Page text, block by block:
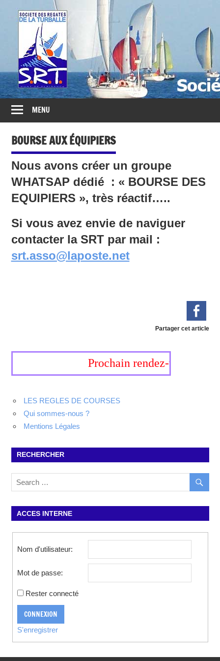
Société
des
Régates
Turballaises
MENU
BOURSE AUX ÉQUIPIERS
Nous avons créer un groupe
WHATSAP dédié : « BOURSE DES
EQUIPIERS », très réactif…..
Si vous avez envie de naviguer
contacter la SRT par mail :
srt.asso@laposte.net
Partager cet article
Prochain rendez-vous, 19-
LES REGLES DE COURSES
Qui sommes-nous ?
Mentions Légales
RECHERCHER
ACCES INTERNE
Nom d'utilisateur:
Mot de passe:
Rester connecté
CONNEXION
S'enregistrer